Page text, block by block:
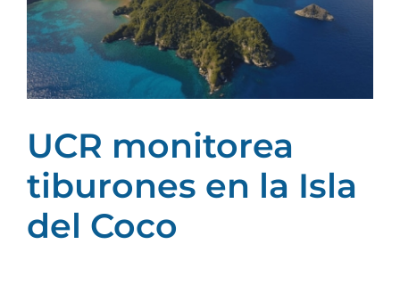
grande
UCR monitorea
tiburones en la Isla
del Coco